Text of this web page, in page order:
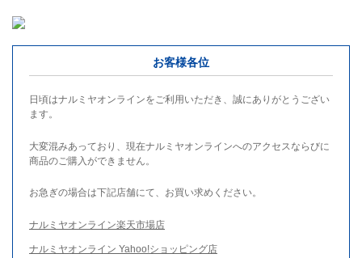
お客様各位
日頃はナルミヤオンラインをご利用いただき、誠にありがとうござい
ます。
大変混みあっており、現在ナルミヤオンラインへのアクセスならびに
商品のご購入ができません。
お急ぎの場合は下記店舗にて、お買い求めください。
ナルミヤオンライン楽天市場店
ナルミヤオンライン Yahoo!ショッピング店